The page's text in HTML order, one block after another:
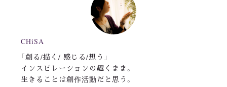
CHiSA
「創る/描く/ 感じる/想う」
インスピレーションの趣くまま。
生きることは創作活動だと思う。